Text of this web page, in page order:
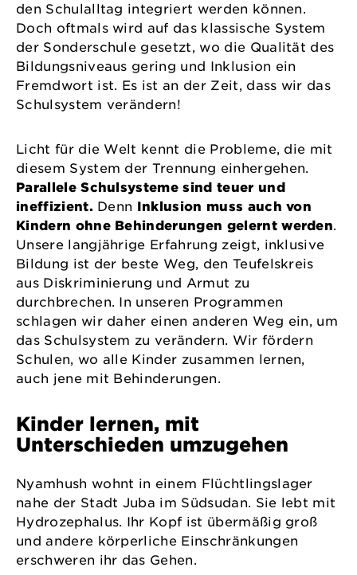
den Schulalltag integriert werden können.
Doch oftmals wird auf das klassische System
der Sonderschule gesetzt, wo die Qualität des
Bildungsniveaus gering und Inklusion ein
Fremdwort ist. Es ist an der Zeit, dass wir das
Schulsystem verändern!
Licht für die Welt kennt die Probleme, die mit
diesem System der Trennung einhergehen.
Parallele Schulsysteme sind teuer und
ineffizient. Denn Inklusion muss auch von
Kindern ohne Behinderungen gelernt werden.
Unsere langjährige Erfahrung zeigt, inklusive
Bildung ist der beste Weg, den Teufelskreis
aus Diskriminierung und Armut zu
durchbrechen. In unseren Programmen
schlagen wir daher einen anderen Weg ein, um
das Schulsystem zu verändern. Wir fördern
Schulen, wo alle Kinder zusammen lernen,
auch jene mit Behinderungen.
Kinder lernen, mit
Unterschieden umzugehen
Nyamhush wohnt in einem Flüchtlingslager
nahe der Stadt Juba im Südsudan. Sie lebt mit
Hydrozephalus. Ihr Kopf ist übermäßig groß
und andere körperliche Einschränkungen
erschweren ihr das Gehen.